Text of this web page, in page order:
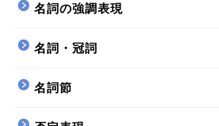
名詞の強調表現
名詞・冠詞
名詞節